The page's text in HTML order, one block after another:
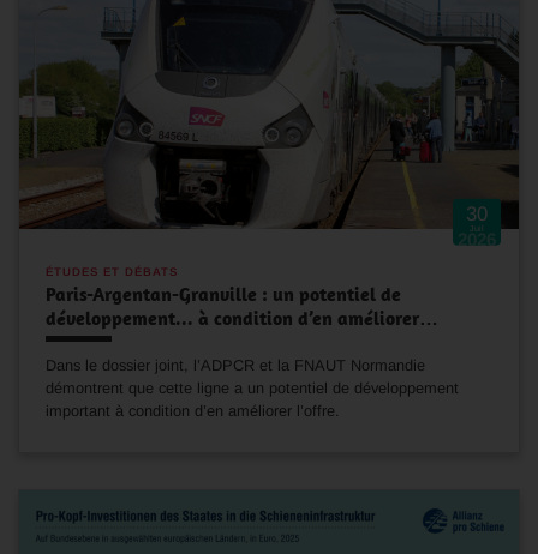
30
Juil
2026
ÉTUDES ET DÉBATS
Paris-Argentan-Granville : un potentiel de
développement... à condition d’en améliorer…
Dans le dossier joint, l’ADPCR et la FNAUT Normandie
démontrent que cette ligne a un potentiel de développement
important à condition d’en améliorer l’offre.